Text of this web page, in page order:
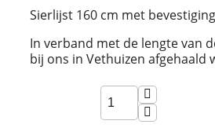
Sierlijst 160 cm met
In verband met de lengte van
bij ons in Vethuizen afgehaald